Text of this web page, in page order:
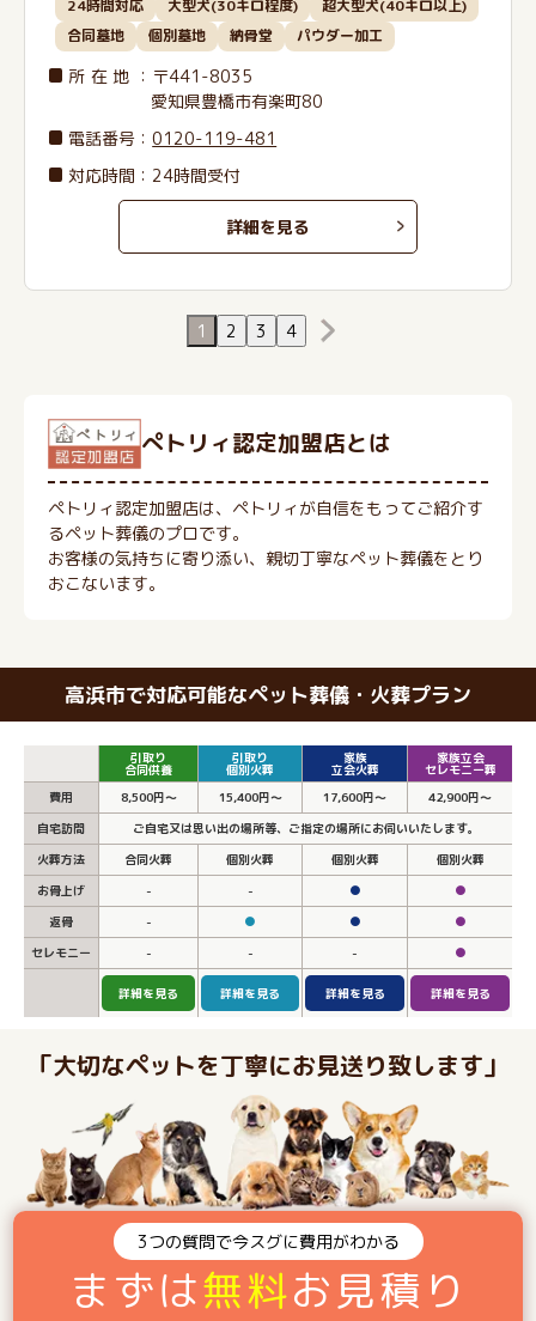
24時間対応 大型犬(30キロ程度)
超大型犬(40キロ以上)
合同墓地
個別墓地 納骨堂 パウダー加工
所在地 ：〒441-8035
愛知県豊橋市有楽町80
電話番号 ：0120-119-481
対応時間：24時間受付
詳細を見る
1 2 3 4
ぺトリィ認定加盟店とは
ペトリィ認定加盟店は、ペトリィが自信をもってご紹介す
るペット葬儀のプロです。
お客様の気持ちに寄り添い、親切丁寧なペット葬儀をとり
おこないます。
高浜市で対応可能なペット葬儀・火葬プラン
引取り
合同供養
引取り
個別火葬
家族
立会火葬
家族立会
セレモニー葬
費用
8,500円～ 15,400円～ 17,600円～
42,900円～
自宅訪問
ご自宅又は思い出の場所等、ご指定の場所にお伺いいたします。
火葬方法
合同火葬 個別火葬 個別火葬
個別火葬
お骨上げ
- - ●
●
返骨
- ● ●
●
セレモニー
- - - ●
詳細を見る 詳細を見る 詳細を見る 詳細を見る
「大切なペットを丁寧にお見送り致します」
3つの質問で今スグに費用がわかる
まずは無料お見積り